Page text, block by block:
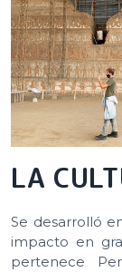
LA
Se desarrolló
impacto en
pertenece